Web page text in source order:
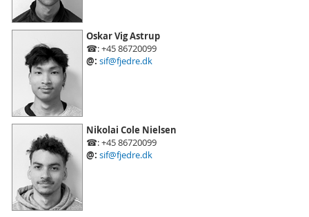
Oskar Vig Astrup
☎: +45 86720099
@: sif@fjedre.dk
Nikolai Cole Nielsen
☎: +45 86720099
@: sif@fjedre.dk